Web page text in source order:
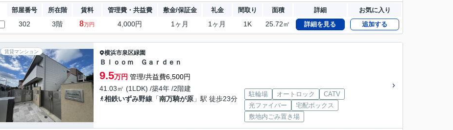
部屋番号 所在階 賃料 管理費・共益費 敷金/保証金 礼金 間取り 面積 詳細 お気に入り
302 3階 8万円 4,000円 1ヶ月 1ヶ月 1K 25.72㎡ 詳細を見る 追加する
賃貸マンション 横浜市泉区緑園
Ｂｌｏｏｍ Ｇａｒｄｅｎ
9.5万円 管理/共益費6,500円
41.03㎡ (1LDK) /築4年 /2階建
相鉄いずみ野線 「南万騎が原 」駅 徒歩23分
駐輪場 オートロック
CATV
光ファイバー
宅配ボックス
敷地内ごみ置き場